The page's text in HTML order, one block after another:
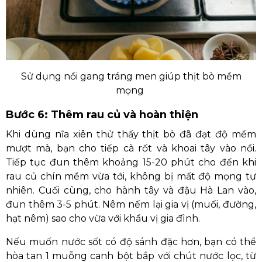
Sử dụng nồi gang tráng men giúp thịt bò mềm
mọng
Bước 6: Thêm rau củ và hoàn thiện
Khi dùng nĩa xiên thử thấy thịt bò đã đạt độ mềm
mượt mà, bạn cho tiếp cà rốt và khoai tây vào nồi.
Tiếp tục đun thêm khoảng 15-20 phút cho đến khi
rau củ chín mềm vừa tới, không bị mất độ mọng tự
nhiên. Cuối cùng, cho hành tây và đậu Hà Lan vào,
đun thêm 3-5 phút. Nêm nếm lại gia vị (muối, đường,
hạt nêm) sao cho vừa với khẩu vị gia đình.
Nếu muốn nước sốt có độ sánh đặc hơn, bạn có thể
hòa tan 1 muỗng canh bột bắp với chút nước lọc, từ